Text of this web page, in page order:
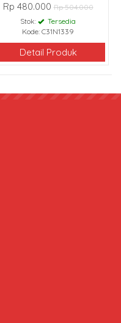
Rp 480.000Rp 504.000
Stok:
Tersedia
Kode: C31N1339
Detail Produk